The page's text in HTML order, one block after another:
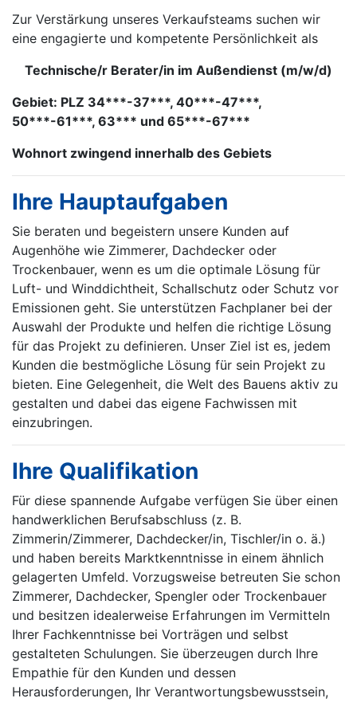
Zur Verstärkung unseres Verkaufsteams suchen wir
eine engagierte und kompetente Persönlichkeit als
Technische/r Berater/in im Außendienst (m/w/d)
Gebiet: PLZ 34***-37***, 40***-47***,
50***-61***, 63*** und 65***-67***
Wohnort zwingend innerhalb des Gebiets
Ihre Hauptaufgaben
Sie beraten und begeistern unsere Kunden auf
Augenhöhe wie Zimmerer, Dachdecker oder
Trockenbauer, wenn es um die optimale Lösung für
Luft- und Winddichtheit, Schallschutz oder Schutz vor
Emissionen geht. Sie unterstützen Fachplaner bei der
Auswahl der Produkte und helfen die richtige Lösung
für das Projekt zu definieren. Unser Ziel ist es, jedem
Kunden die bestmögliche Lösung für sein Projekt zu
bieten. Eine Gelegenheit, die Welt des Bauens aktiv zu
gestalten und dabei das eigene Fachwissen mit
einzubringen.
Ihre Qualifikation
Für diese spannende Aufgabe verfügen Sie über einen
handwerklichen Berufsabschluss (z. B.
Zimmerin/Zimmerer, Dachdecker/in, Tischler/in o. ä.)
und haben bereits Marktkenntnisse in einem ähnlich
gelagerten Umfeld. Vorzugsweise betreuten Sie schon
Zimmerer, Dachdecker, Spengler oder Trockenbauer
und besitzen idealerweise Erfahrungen im Vermitteln
Ihrer Fachkenntnisse bei Vorträgen und selbst
gestalteten Schulungen. Sie überzeugen durch Ihre
Empathie für den Kunden und dessen
Herausforderungen, Ihr Verantwortungsbewusstsein,